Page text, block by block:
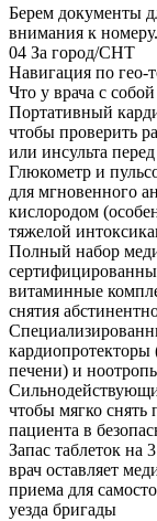
Берем документы
внимания к номеру.
04 За город/СНТ
Навигация по гео-
Что у врача с собой
Портативный
чтобы проверить
или инсульта
Глюкометр и
для мгновенного
кислородом
тяжелой
Полный набор
витаминные
снятия
кардиопротекторы
печени) и
чтобы мягко снять
пациента в
Запас таблеток на
врач оставляет
приема для
уезда бригады